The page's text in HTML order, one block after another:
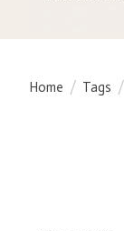
Home / Tags /